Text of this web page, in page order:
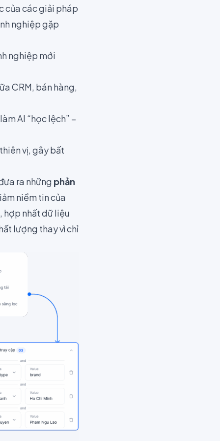
của các giải pháp
nghiệp gặp
nghiệp mới
CRM, bán hàng,
AI “học lệch” –
vị, gây bất
ra những phản
niềm tin của
hợp nhất dữ liệu
lượng thay vì chỉ